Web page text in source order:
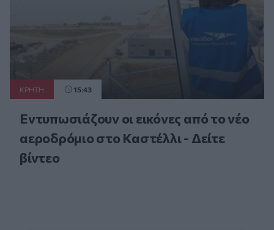
ΚΡΗΤΗ 15:43
Εντυπωσιάζουν οι εικόνες από το νέο
αεροδρόμιο στο Καστέλλι - Δείτε
βίντεο